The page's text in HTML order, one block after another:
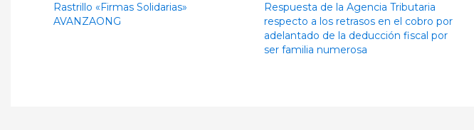
Rastrillo «Firmas Solidarias»
AVANZAONG
Respuesta de la Agencia Tributaria
respecto a los retrasos en el cobro por
adelantado de la deducción fiscal por
ser familia numerosa